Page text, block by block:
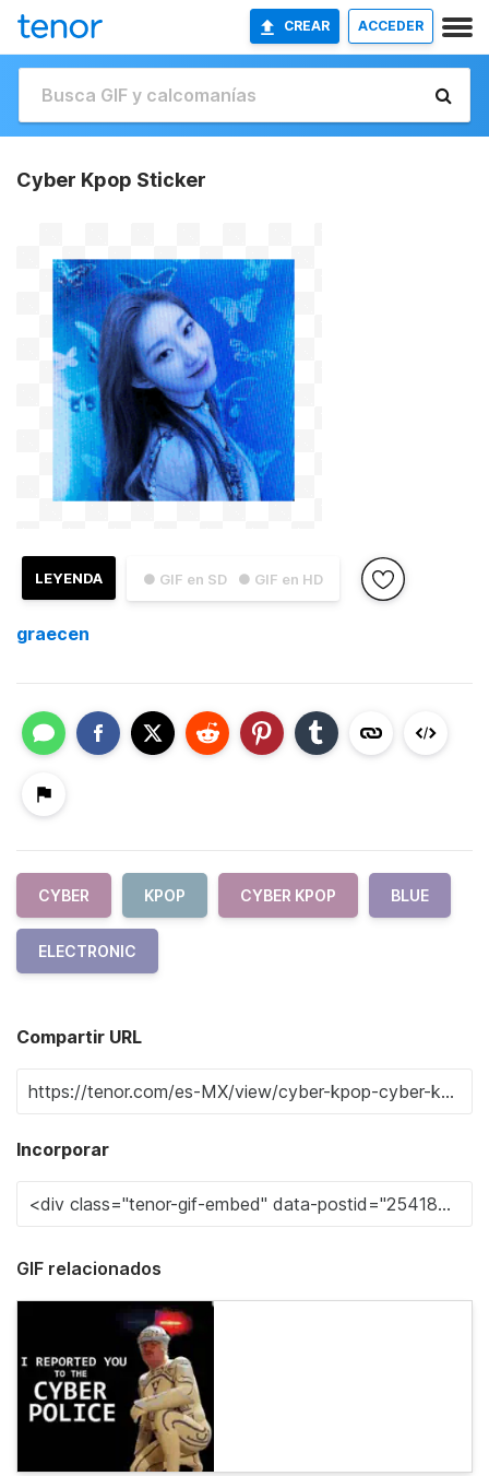
CREAR ACCEDER
Cyber Kpop Sticker
● GIF en SD ● GIF en HD
LEYENDA
graecen
CYBER KPOP CYBER KPOP BLUE
ELECTRONIC
Compartir URL
Incorporar
GIF relacionados